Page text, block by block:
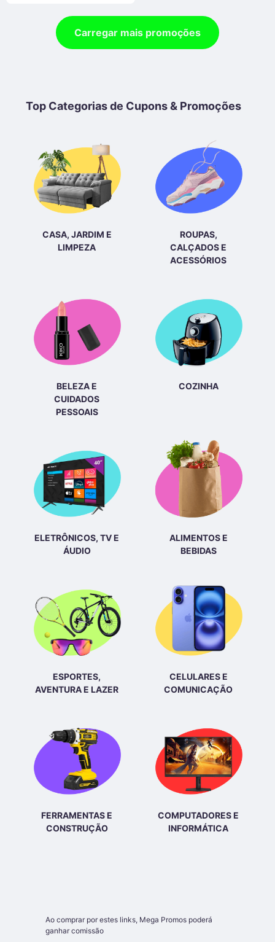
Ao comprar por estes links, Mega Promos poderá
ganhar comissão
Carregar mais promoções
Top Categorias de Cupons & Promoções
CASA, JARDIM E
LIMPEZA
ROUPAS,
CALÇADOS E
ACESSÓRIOS
BELEZA E
CUIDADOS
PESSOAIS
COZINHA
ELETRÔNICOS, TV E
ÁUDIO
ALIMENTOS E
BEBIDAS
ESPORTES,
AVENTURA E LAZER
CELULARES E
COMUNICAÇÃO
FERRAMENTAS E
CONSTRUÇÃO
COMPUTADORES E
INFORMÁTICA